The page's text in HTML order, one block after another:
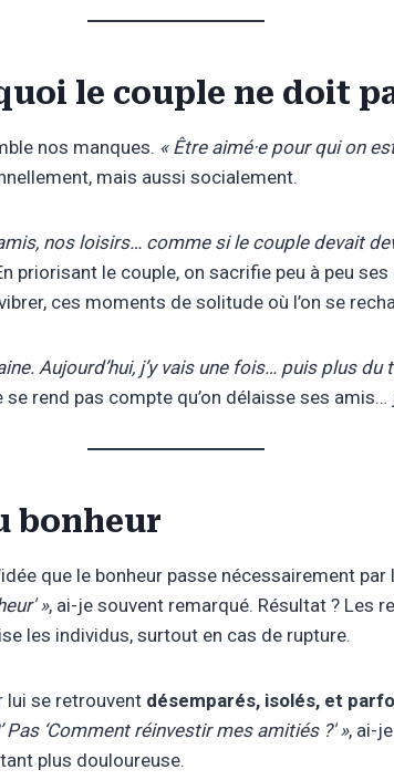
le couple ne doit
nos manques. « Être aimé·e pour qui on
mais aussi socialement.
nos loisirs… comme si le couple devait
priorisant le couple, on sacrifie peu à peu
ces moments de solitude où l’on se
Aujourd’hui, j’y vais une fois… puis plus du
rend pas compte qu’on délaisse ses amis…
bonheur
que le bonheur passe nécessairement
», ai-je souvent remarqué. Résultat ? Les
les individus, surtout en cas de rupture.
lui se retrouvent désemparés, isolés, et
Pas ‘Comment réinvestir mes amitiés ?' », ai-
plus douloureuse.